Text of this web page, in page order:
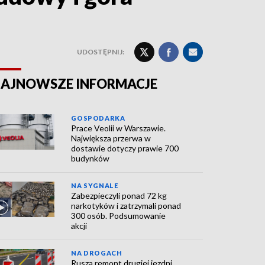
UDOSTĘPNIJ:
INFORMACJE
GOSPODARKA
Prace Veolii w Warszawie.
Największa przerwa w
dostawie dotyczy prawie 700
budynków
NA SYGNALE
Zabezpieczyli ponad 72 kg
narkotyków i zatrzymali ponad
300 osób. Podsumowanie
akcji
NA DROGACH
Rusza remont drugiej jezdni